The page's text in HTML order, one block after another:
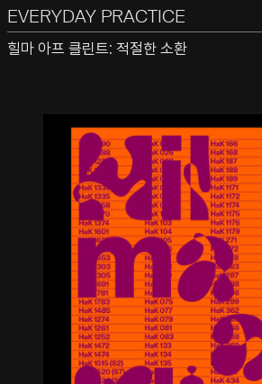
EVERYDAY PRACTICE
일상의실천
힐마 아프 클린트: 적절한 소환